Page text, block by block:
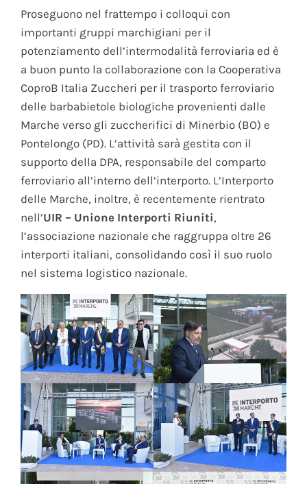
Proseguono nel frattempo i colloqui con
importanti gruppi marchigiani per il
potenziamento dell’intermodalità ferroviaria ed è
a buon punto la collaborazione con la Cooperativa
CoproB Italia Zuccheri per il trasporto ferroviario
delle barbabietole biologiche provenienti dalle
Marche verso gli zuccherifici di Minerbio (BO) e
Pontelongo (PD). L’attività sarà gestita con il
supporto della DPA, responsabile del comparto
ferroviario all’interno dell’interporto. L’Interporto
delle Marche, inoltre, è recentemente rientrato
nell’UIR – Unione Interporti Riuniti,
l’associazione nazionale che raggruppa oltre 26
interporti italiani, consolidando così il suo ruolo
nel sistema logistico nazionale.